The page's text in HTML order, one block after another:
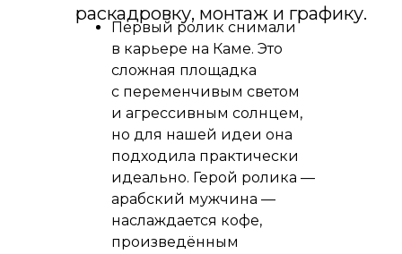
Первый ролик снимали
в карьере на Каме. Это
сложная площадка
с переменчивым светом
и агрессивным солнцем,
но для нашей идеи она
подходила практически
идеально. Герой ролика —
арабский мужчина —
наслаждается кофе,
произведённым
раскадровку, монтаж и графику.
Посмотреть все кейсы
ВИДЕОПРОДАКШН
ул. Авангардная, 4Б